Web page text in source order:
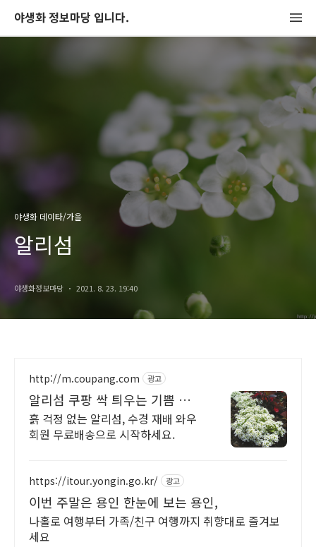
야생화 정보마당 입니다.
야생화 데이타/가을
알리섬
야생화정보마당 2021. 8. 23. 19:40
http://m.coupang.com 광고
알리섬 쿠팡 싹 틔우는 기쁨 발
아율 굿
흙 걱정 없는 알리섬, 수경 재배 와우
회원 무료배송으로 시작하세요.
https://itour.yongin.go.kr/ 광고
이번 주말은 용인 한눈에 보는 용인,
나홀로 여행부터 가족/친구 여행까지 취향대로 즐겨보
세요